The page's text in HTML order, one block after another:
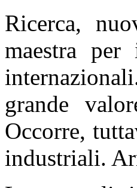
Ricerca,
maestra
grande
Occorre,
industriali.